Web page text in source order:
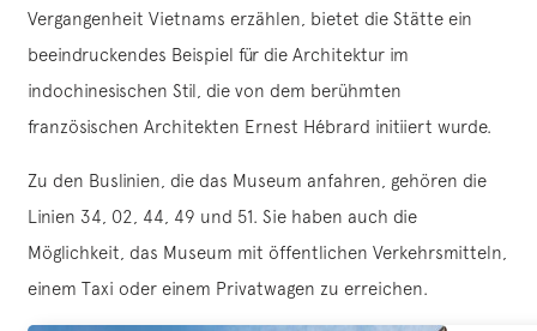
Vergangenheit Vietnams erzählen, bietet die Stätte ein
beeindruckendes Beispiel für die Architektur im
indochinesischen Stil, die von dem berühmten
französischen Architekten Ernest Hébrard initiiert wurde.
Zu den Buslinien, die das Museum anfahren, gehören die
Linien 34, 02, 44, 49 und 51. Sie haben auch die
Möglichkeit, das Museum mit öffentlichen Verkehrsmitteln,
einem Taxi oder einem Privatwagen zu erreichen.